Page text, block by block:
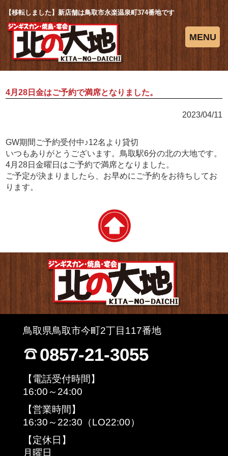
【移転しました】新店舗は鳥取市永楽温泉町374番地です
MENU
4月28日金はご予約で満席となりました。
2023/04/11
GW期間ご予約受付中♪12名より貸切
いつもありがとうございます。鳥取駅6分の北の大地です。
4月28日金曜日はご予約で満席となりました。
ご予定が決まりましたら、お早めにご予約をお待ちしてお
ります。
鳥取県鳥取市今町2丁目117番地
0857-21-3055
【電話受付時間】
16:00～24:00
【営業時間】
16:30～22:30（LO22:00）
【定休日】
月曜日